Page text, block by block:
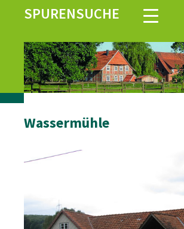
SPURENSUCHE
Wassermühle